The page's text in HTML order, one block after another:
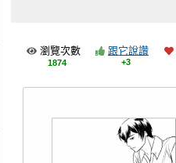
瀏覽次數
1874
跟它說讚
+3